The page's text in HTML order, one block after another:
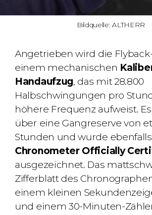
Bildquelle: ALTHERR
Angetrieben wird die
einem mechanischen
Handaufzug, das mit 28.800
Halbschwingungen pro
höhere Frequenz aufweist.
über eine Gangreserve von
Stunden und wurde
Chronometer Officially
ausgezeichnet. Das
Zifferblatt des
einem kleinen
und einem 30-Minuten-